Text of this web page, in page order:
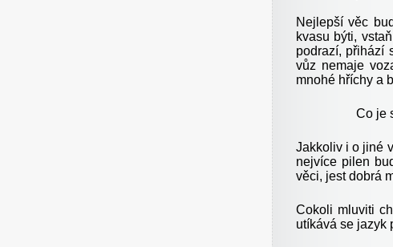
Nejlepší věc
kvasu býti,
podrazí, přihází
vůz nemaje
mnohé hříchy a
Co je
Jakkoliv i o jiné
nejvíce pilen
věci, jest dobrá
Cokoli mluviti
utíkává se jazyk